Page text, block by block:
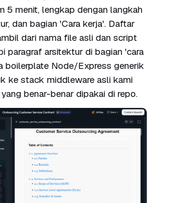
5 menit, lengkap dengan langkah
dan bagian 'Cara kerja'. Daftar
dari nama file asli dan script
paragraf arsitektur di bagian 'cara
boilerplate Node/Express generik
ke stack middleware asli kami
benar-benar dipakai di repo.